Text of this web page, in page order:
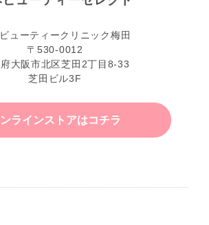
ューティークリニック梅田
〒530-0012
大阪市北区芝田2丁目8-33
芝田ビル3F
ラインストアはコチラ